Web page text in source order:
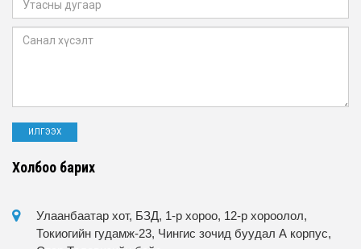
Холбоо барих
Улаанбаатар хот, БЗД, 1-р хороо, 12-р хороолол,
Токиогийн гудамж-23, Чингис зочид буудал А корпус,